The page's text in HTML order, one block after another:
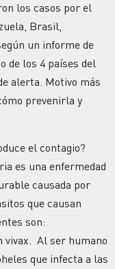
los casos por el
Brasil,
un informe de
de los 4 países del
alerta. Motivo más
prevenirla y
el contagio?
es una enfermedad
causada por
que causan
son:
vivax. Al ser humano
que infecta a las